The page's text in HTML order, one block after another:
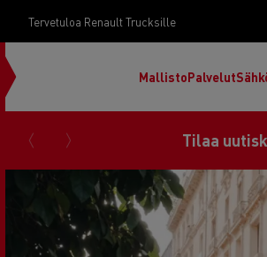
Tervetuloa Renault Trucksille
MallistoPalvelut
Tilaa